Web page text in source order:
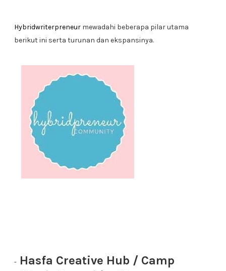
Hybridwriterpreneurmewadahi beberapa pilar utama
berikut ini serta turunan dan ekspansinya.
- Hasfa Creative Hub / Camp